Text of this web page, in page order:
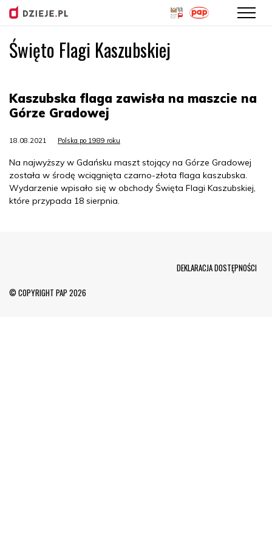
Przejdź
do
Święto Flagi Kaszubskiej
Kaszubska flaga zawisła na maszcie na
Górze Gradowej
18.08.2021 Polska po 1989 roku
Na najwyższy w Gdańsku maszt stojący na Górze Gradowej
została w środę wciągnięta czarno-złota flaga kaszubska.
Wydarzenie wpisało się w obchody Święta Flagi Kaszubskiej,
które przypada 18 sierpnia.
© COPYRIGHT PAP 2026
DEKLARACJA DOSTĘPNOŚCI